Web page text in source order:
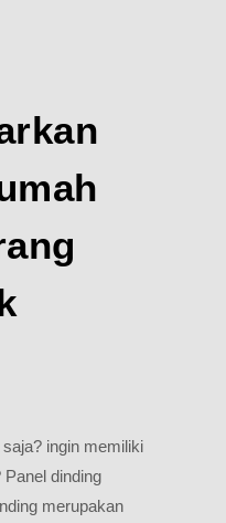
ingin memiliki
dinding
merupakan